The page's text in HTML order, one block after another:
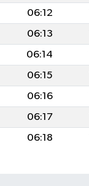
06:12
06:13
06:14
06:15
06:16
06:17
06:18